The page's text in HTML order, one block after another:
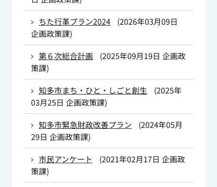
ちた行革プラン2024
(2026年03月09日
企画政策課)
第６次総合計画
(2025年09月19日 企画政
策課)
知多市まち・ひと・しごと創生
(2025年
03月25日 企画政策課)
知多市緊急財政改善プラン
(2024年05月
29日 企画政策課)
市民アンケート
(2021年02月17日 企画政
策課)